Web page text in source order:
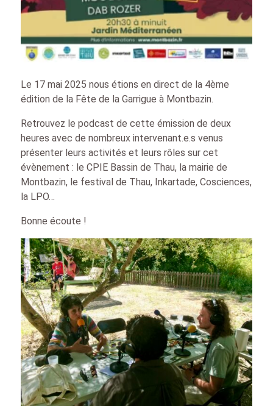
Le 17 mai 2025 nous étions en direct de la 4ème
édition de la Fête de la Garrigue à Montbazin.
Retrouvez le podcast de cette émission de deux
heures avec de nombreux intervenant.e.s venus
présenter leurs activités et leurs rôles sur cet
évènement : le CPIE Bassin de Thau, la mairie de
Montbazin, le festival de Thau, Inkartade, Cosciences,
la LPO…
Bonne écoute !